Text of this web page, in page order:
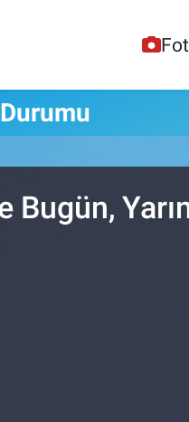
Bugün,